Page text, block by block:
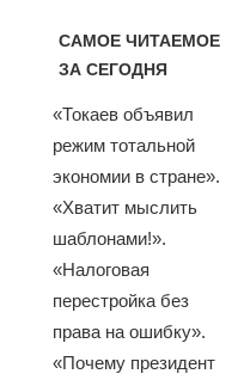
САМОЕ ЧИТАЕМОЕ
ЗА СЕГОДНЯ
«Токаев объявил
режим тотальной
экономии в стране».
«Хватит мыслить
шаблонами!».
«Налоговая
перестройка без
права на ошибку».
«Почему президент